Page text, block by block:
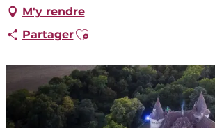
M'y rendre
PartagerAjouter aux favoris